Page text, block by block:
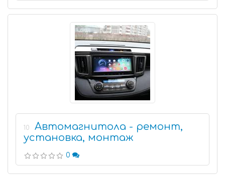
10
Автомагнитола - ремонт,
установка, монтаж
0